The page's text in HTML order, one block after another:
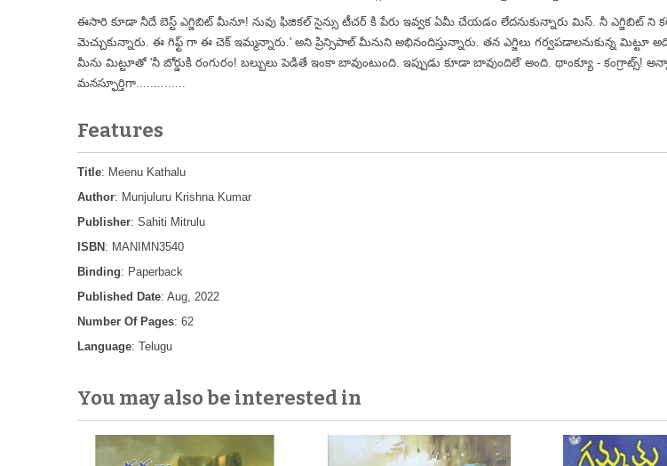
ఈసారి కూడా నీదే బెస్ట్ ఎగ్జిబిట్ మీనూ! నువు ఫిజికల్ సైన్సు టీచర్ కి పేరు ఇవ్వక ఏమీ చేయడం లేదనుకున్నారు మిస్. నీ ఎగ్జిబిట్ ని
మెచ్చుకున్నారు. ఈ గిఫ్ట్ గా ఈ చెక్ ఇమ్మన్నారు.' అని ప్రిన్సిపాల్ మీనుని అభినందిస్తున్నారు. తన ఎగ్జిలు గర్వపడాలనుకున్న మిట్టూ అది
మీను మిట్టూతో 'నీ బోర్డుకి రంగురం! బల్బులు పెడితే ఇంకా బావుంటుంది. ఇప్పుడు కూడా బావుందిలే' అంది. థాంక్యూ - కంగ్రాట్స్!
మనస్ఫూర్తిగా..............
Features
Title: Meenu Kathalu
Author: Munjuluru Krishna Kumar
Publisher: Sahiti Mitrulu
ISBN : MANIMN3540
Binding: Paperback
Published Date: Aug, 2022
Number Of Pages: 62
Language: Telugu
You may also be interested in